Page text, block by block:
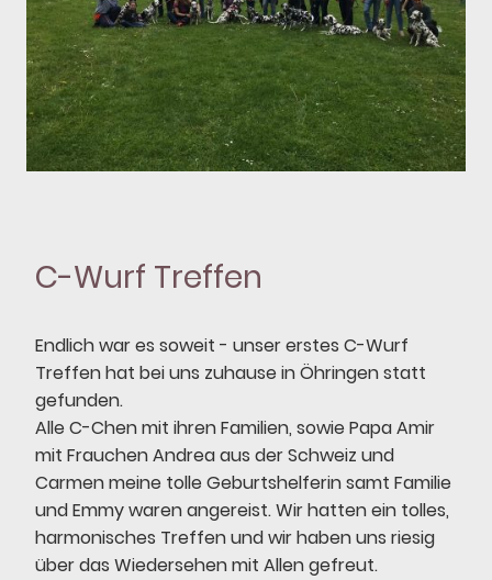
C-Wurf Treffen
Endlich war es soweit - unser erstes C-Wurf
Treffen hat bei uns zuhause in Öhringen statt
gefunden.
Alle C-Chen mit ihren Familien, sowie Papa Amir
mit Frauchen Andrea aus der Schweiz und
Carmen meine tolle Geburtshelferin samt Familie
und Emmy waren angereist. Wir hatten ein tolles,
harmonisches Treffen und wir haben uns riesig
über das Wiedersehen mit Allen gefreut.